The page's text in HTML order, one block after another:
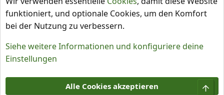
Nutzungsbedingungen
Datenschutz
funktioniert, und optionale Cookies, um den Komfort
bei der Nutzung zu verbessern.
Siehe weitere Informationen und konfiguriere deine
Einstellungen
Alle Cookies akzeptieren